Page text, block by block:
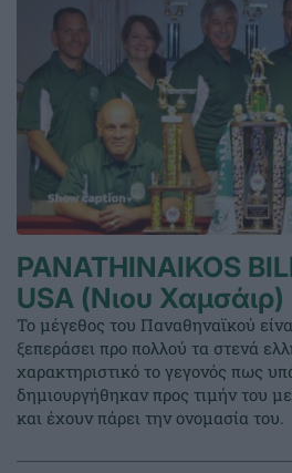
PANATHINAIKOS
USA (Νιου Χαμσάιρ)
Το μέγεθος του Παναθηναϊκού
ξεπεράσει προ πολλού τα στενά
χαρακτηριστικό το γεγονός πως
δημιουργήθηκαν προς τιμήν του
και έχουν πάρει την ονομασία του.